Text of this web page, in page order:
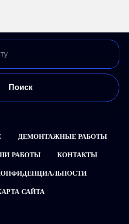
Поиск
ДЕМОНТАЖНЫЕ РАБОТЫ
РАБОТЫ КОНТАКТЫ
САЙТА